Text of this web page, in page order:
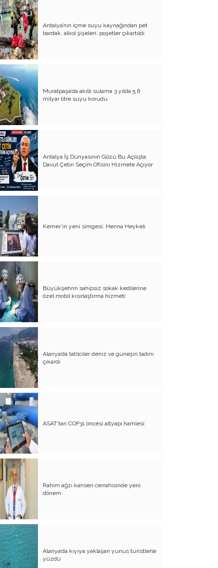
MB Başkanı ve Şimşek’e
Padişahın Vergi Deneyi!..
Erdoğan ve Özel’e açık mektup!..
Bahçeli siyasetin zirvesine oturdu!..
Artık yeter!.. Başka Antalya yok!..
Milli Eğitim cemaatlere mi teslim
ediliyor?
Liyakatın Gözyaşları!..
Milletin gerçek vekili misiniz?
Bungalov Turizmini sevmeyen Turizm
Bakanı!..
İş adamına bu yakışır!..
Basın Özgürlüğü- Özgür basın
''Mesut Kocagöz yalnız değildir!..''
Satılacak arazi kalmadı, yaya yolunu
göz diktiler
Kime oy vermeliyiz?..
Var mı alan; 5 daire fiyatına Şeker
Fabrikası
İşte yeni-özlenen CHP
Denetimsiz Zamlar ve Vergi Kaçakçılığı
Torosların evladı, köylü çocuğu Böcek…
Atalay olayı; yargıyı yönetenlerin
darbesidir!..
CHP’de ne değişti?
Eğitim Sisteminde Sorunlar ve Çözüm
Önerileri
Cumhuriyet’in 100. Yılı ve AB İlişkileri
Şehitler üzerinden siyaset!..
Belediye Başkanı'na Neden Oy
Vermeliyim?
AKP'nin Mülteci Politikası ve
şehitlerimiz!..
Geleceğimize biz karar verelim!..
Kamacı’nın resti!.. İYİ Parti’nin kararı
Emine öğretmenim; Atatürk sizlere
güvendi!..
Antalya’nın içme suyu kaynağından pet
bardak, alkol şişeleri, poşetler çıkartıldı
Muratpaşa’da akıllı sulama 3 yılda 5,6
milyar litre suyu korudu
Antalya İş Dünyasının Gözü Bu Açılışta:
Davut Çetin Seçim Ofisini Hizmete Açıyor
Kemer’in yeni simgesi: Henna Heykeli
Büyükşehrin sahipsiz sokak kedilerine
özel mobil kısırlaştırma hizmeti
Alanya’da tatilciler deniz ve güneşin tadını
çıkardı
ASAT’tan COP31 öncesi altyapı hamlesi
Rahim ağzı kanseri cerrahisinde yeni
dönem
Alanya’da kıyıya yaklaşan yunus turistlerle
yüzdü